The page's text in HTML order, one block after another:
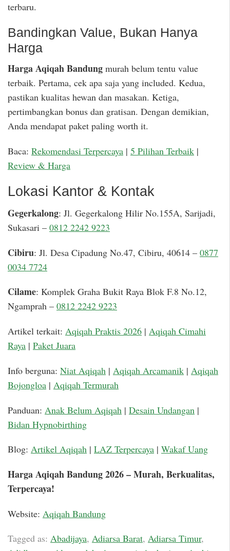
terbaru.
Bandingkan Value, Bukan Hanya
Harga
Harga Aqiqah Bandung murah belum tentu value
terbaik. Pertama, cek apa saja yang included. Kedua,
pastikan kualitas hewan dan masakan. Ketiga,
pertimbangkan bonus dan gratisan. Dengan demikian,
Anda mendapat paket paling worth it.
Baca: Rekomendasi Terpercaya | 5 Pilihan Terbaik |
Review & Harga
Lokasi Kantor & Kontak
Gegerkalong: Jl. Gegerkalong Hilir No.155A, Sarijadi,
Sukasari – 0812 2242 9223
Cibiru: Jl. Desa Cipadung No.47, Cibiru, 40614 – 0877
0034 7724
Cilame: Komplek Graha Bukit Raya Blok F.8 No.12,
Ngamprah – 0812 2242 9223
Artikel terkait: Aqiqah Praktis 2026 | Aqiqah Cimahi
Raya | Paket Juara
Info berguna: Niat Aqiqah | Aqiqah Arcamanik | Aqiqah
Bojongloa | Aqiqah Termurah
Panduan: Anak Belum Aqiqah | Desain Undangan |
Bidan Hypnobirthing
Blog: Artikel Aqiqah | LAZ Terpercaya | Wakaf Uang
Harga Aqiqah Bandung 2026 – Murah, Berkualitas,
Terpercaya!
Website: Aqiqah Bandung
Tagged as: Abadijaya, Adiarsa Barat, Adiarsa Timur,